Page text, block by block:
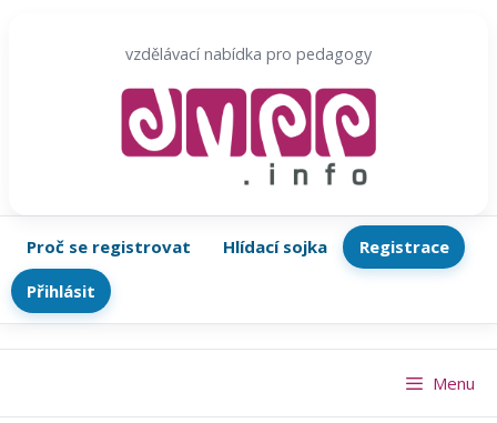
vzdělávací nabídka pro pedagogy
Proč se registrovat Hlídací sojka
Registrace
Přihlásit
Menu